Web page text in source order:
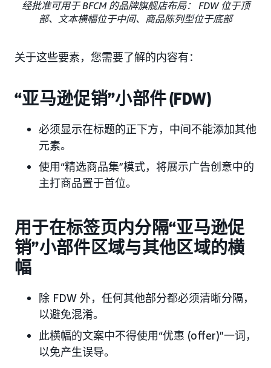
经批准可用于 BFCM 的品牌旗舰店布局： FDW 位于顶
部、文本横幅位于中间、商品陈列型位于底部
关于这些要素，您需要了解的内容有：
“亚马逊促销”小部件 (FDW)
必须显示在标题的正下方，中间不能添加其他
元素。
使用“精选商品集”模式，将展示广告创意中的
主打商品置于首位。
用于在标签页内分隔“亚马逊促
销”小部件区域与其他区域的横
幅
除 FDW 外，任何其他部分都必须清晰分隔，
以避免混淆。
此横幅的文案中不得使用“优惠 (offer)”一词，
以免产生误导。